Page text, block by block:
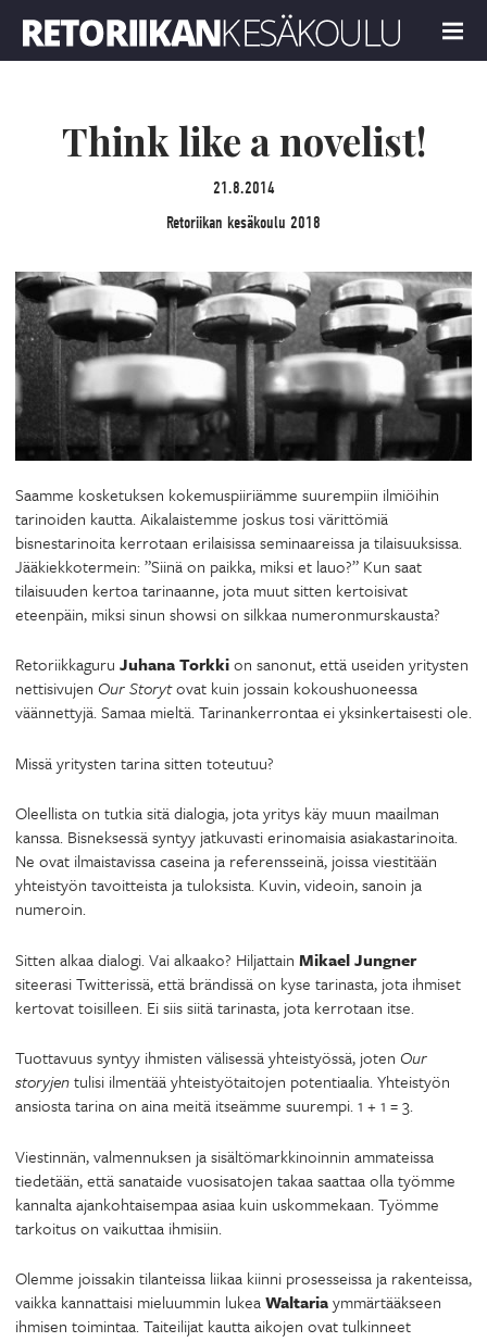
MENU
Think like a novelist!
21.8.2014
Retoriikan kesäkoulu 2018
Saamme kosketuksen kokemuspiiriämme suurempiin ilmiöihin
tarinoiden kautta. Aikalaistemme joskus tosi värittömiä
bisnestarinoita kerrotaan erilaisissa seminaareissa ja tilaisuuksissa.
Jääkiekkotermein: ”Siinä on paikka, miksi et lauo?” Kun saat
tilaisuuden kertoa tarinaanne, jota muut sitten kertoisivat
eteenpäin, miksi sinun showsi on silkkaa numeronmurskausta?
Retoriikkaguru Juhana Torkkion sanonut, että useiden yritysten
nettisivujen Our Storytovat kuin jossain kokoushuoneessa
väännettyjä. Samaa mieltä. Tarinankerrontaa ei yksinkertaisesti ole.
Missä yritysten tarina sitten toteutuu?
Oleellista on tutkia sitä dialogia, jota yritys käy muun maailman
kanssa. Bisneksessä syntyy jatkuvasti erinomaisia asiakastarinoita.
Ne ovat ilmaistavissa caseina ja referensseinä, joissa viestitään
yhteistyön tavoitteista ja tuloksista. Kuvin, videoin, sanoin ja
numeroin.
Sitten alkaa dialogi. Vai alkaako? Hiljattain Mikael Jungner
siteerasi Twitterissä, että brändissä on kyse tarinasta, jota ihmiset
kertovat toisilleen. Ei siis siitä tarinasta, jota kerrotaan itse.
Tuottavuus syntyy ihmisten välisessä yhteistyössä, joten Our
storyjentulisi ilmentää yhteistyötaitojen potentiaalia. Yhteistyön
ansiosta tarina on aina meitä itseämme suurempi. 1 + 1 = 3.
Viestinnän, valmennuksen ja sisältömarkkinoinnin ammateissa
tiedetään, että sanataide vuosisatojen takaa saattaa olla työmme
kannalta ajankohtaisempaa asiaa kuin uskommekaan. Työmme
tarkoitus on vaikuttaa ihmisiin.
Olemme joissakin tilanteissa liikaa kiinni prosesseissa ja rakenteissa,
vaikka kannattaisi mieluummin lukeaWaltariaymmärtääkseen
ihmisen toimintaa. Taiteilijat kautta aikojen ovat tulkinneet